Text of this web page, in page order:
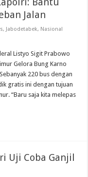
Jalan
, Jabodetabek, Nasional
Listyo Sigit Prabowo
Gelora Bung Karno
220 bus dengan
gratis ini dengan tujuan
“Baru saja kita melepas
Uji Coba Ganjil